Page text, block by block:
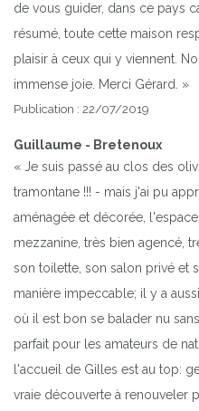
de vous guider, dans ce pays
résumé, toute cette maison
plaisir à ceux qui y viennent.
immense joie. Merci Gérard. »
Publication : 22/07/2019
Guillaume - Bretenoux
« Je suis passé au clos des
tramontane !!! - mais j'ai pu
aménagée et décorée,
mezzanine, très bien agencé,
son toilette, son salon privé et
manière impeccable; il y a
où il est bon se balader nu
parfait pour les amateurs de
l'accueil de Gilles est au top:
vraie découverte à renouveler